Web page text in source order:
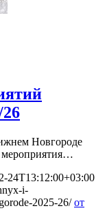
Новгороде
мероприятия…
24T13:12:00+03:00
i-
2025-26/ от